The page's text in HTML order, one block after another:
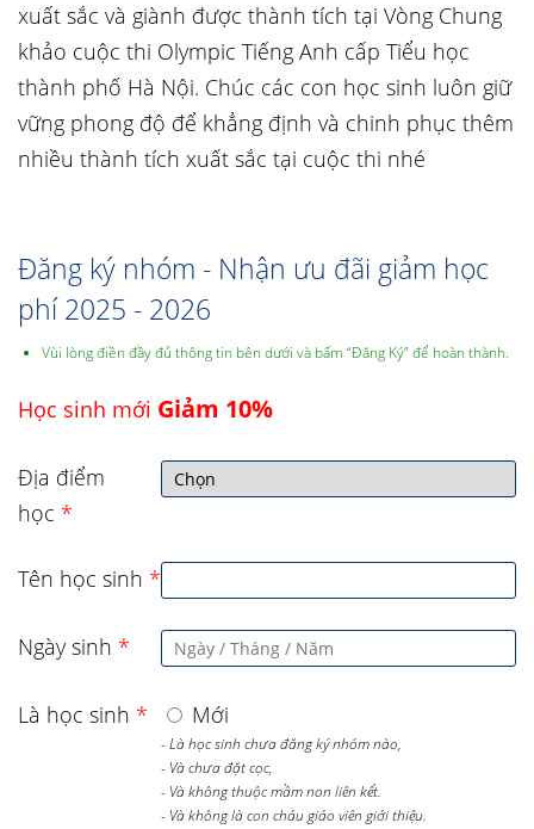
xuất sắc và giành được thành tích tại Vòng Chung
khảo cuộc thi Olympic Tiếng Anh cấp Tiểu học
thành phố Hà Nội. Chúc các con học sinh luôn giữ
vững phong độ để khẳng định và chinh phục thêm
nhiều thành tích xuất sắc tại cuộc thi nhé
Đăng ký nhóm - Nhận ưu đãi giảm học
phí 2025 - 2026
Vùi lòng điền đầy đủ thông tin bên dưới và bấm “Đăng Ký” để hoàn thành.
Học sinh mới Giảm 10%
Địa điểm
học *
Tên học sinh *
Ngày sinh *
Là học sinh * Mới
- Là học sinh chưa đăng ký nhóm nào,
- Và chưa đặt cọc,
- Và không thuộc mầm non liên kết.
- Và không là con cháu giáo viên giới thiệu.